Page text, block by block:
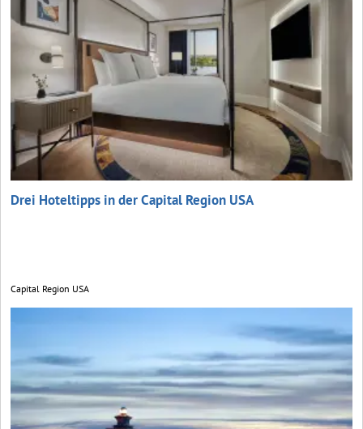
Drei Hoteltipps in der Capital Region USA
Capital Region USA